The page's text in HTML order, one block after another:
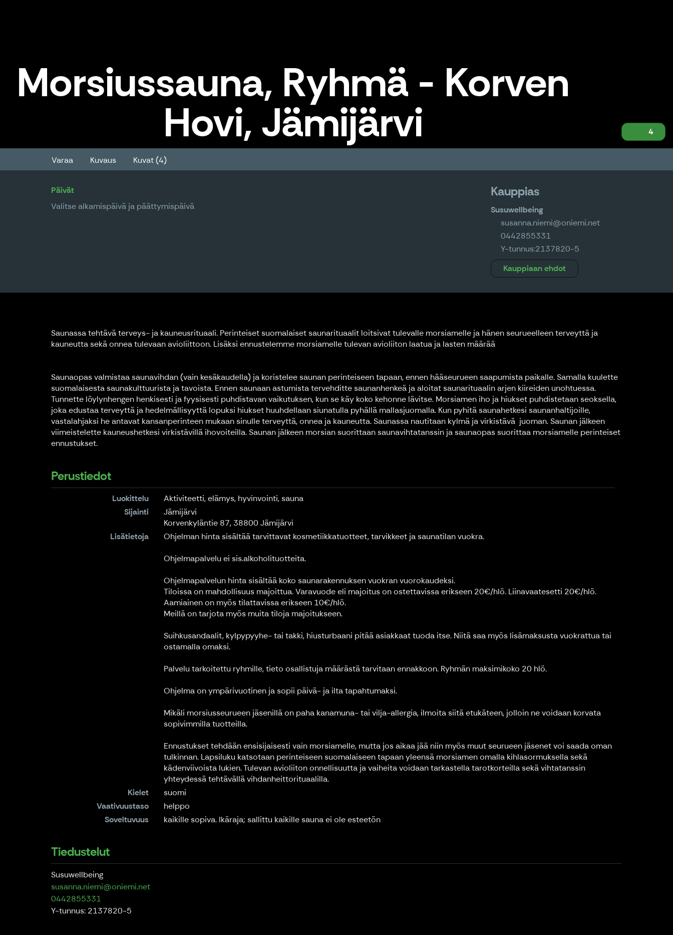
Morsiussauna, Ryhmä - Korven
Hovi, Jämijärvi 4
Morsiussauna, Ryhmä - Korven Hovi, Jämijärvi
Varaa Kuvaus Kuvat (4)
Päivät
Valitse alkamispäivä ja päättymispäivä
Kauppias
Susuwellbeing
susanna.niemi@oniemi.net
0442855331
Y-tunnus:2137820-5
Kauppiaan ehdot
Saunassa tehtävä terveys- ja kauneusrituaali. Perinteiset suomalaiset saunarituaalit loitsivat tulevalle morsiamelle ja hänen seurueelleen terveyttä ja
kauneutta sekä onnea tulevaan avioliittoon. Lisäksi ennustelemme morsiamelle tulevan avioliiton laatua ja lasten määrää
Saunaopas valmistaa saunavihdan (vain kesäkaudella) ja koristelee saunan perinteiseen tapaan, ennen hääseurueen saapumista paikalle. Samalla kuulette
suomalaisesta saunakulttuurista ja tavoista. Ennen saunaan astumista tervehditte saunanhenkeä ja aloitat saunarituaalin arjen kiireiden unohtuessa.
Tunnette löylynhengen henkisesti ja fyysisesti puhdistavan vaikutuksen, kun se käy koko kehonne lävitse. Morsiamen iho ja hiukset puhdistetaan seoksella,
joka edustaa terveyttä ja hedelmällisyyttä lopuksi hiukset huuhdellaan siunatulla pyhällä mallasjuomalla. Kun pyhitä saunahetkesi saunanhaltijoille,
vastalahjaksi he antavat kansanperinteen mukaan sinulle terveyttä, onnea ja kauneutta. Saunassa nautitaan kylmä ja virkistävä juoman. Saunan jälkeen
viimeistelette kauneushetkesi virkistävillä ihovoiteilla. Saunan jälkeen morsian suorittaan saunavihtatanssin ja saunaopas suorittaa morsiamelle perinteiset
ennustukset.
Perustiedot
Luokittelu
Aktiviteetti, elämys, hyvinvointi, sauna
Sijainti
Jämijärvi
Korvenkyläntie 87, 38800 Jämijärvi
Lisätietoja
Ohjelman hinta sisältää tarvittavat kosmetiikkatuotteet, tarvikkeet ja saunatilan vuokra.
Ohjelmapalvelu ei sis.alkoholituotteita.
Ohjelmapalvelun hinta sisältää koko saunarakennuksen vuokran vuorokaudeksi.
Tiloissa on mahdollisuus majoittua. Varavuode eli majoitus on ostettavissa erikseen 20€/hlö. Liinavaatesetti 20€/hlö.
Aamiainen on myös tilattavissa erikseen 10€/hlö.
Meillä on tarjota myös muita tiloja majoitukseen.
Suihkusandaalit, kylpypyyhe- tai takki, hiusturbaani pitää asiakkaat tuoda itse. Niitä saa myös lisämaksusta vuokrattua tai
ostamalla omaksi.
Palvelu tarkoitettu ryhmille, tieto osallistuja määrästä tarvitaan ennakkoon. Ryhmän maksimikoko 20 hlö.
Ohjelma on ympärivuotinen ja sopii päivä- ja ilta tapahtumaksi.
Mikäli morsiusseurueen jäsenillä on paha kanamuna- tai vilja-allergia, ilmoita siitä etukäteen, jolloin ne voidaan korvata
sopivimmilla tuotteilla.
Ennustukset tehdään ensisijaisesti vain morsiamelle, mutta jos aikaa jää niin myös muut seurueen jäsenet voi saada oman
tulkinnan. Lapsiluku katsotaan perinteiseen suomalaiseen tapaan yleensä morsiamen omalla kihlasormuksella sekä
kädenviivoista lukien. Tulevan avioliiton onnellisuutta ja vaiheita voidaan tarkastella tarotkorteilla sekä vihtatanssin
yhteydessä tehtävällä vihdanheittorituaalilla.
Kielet
suomi
Vaativuustaso
helppo
Soveltuvuus
kaikille sopiva. Ikäraja; sallittu kaikille sauna ei ole esteetön
Tiedustelut
Susuwellbeing
susanna.niemi@oniemi.net
0442855331
Y-tunnus: 2137820-5